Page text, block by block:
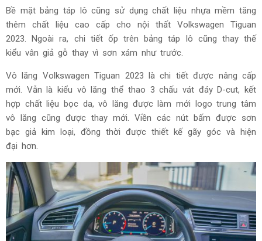
Bề mặt bảng táp lô cũng sử dụng chất liệu nhựa mềm tăng
thêm chất liệu cao cấp cho nội thất Volkswagen Tiguan
2023. Ngoài ra, chi tiết ốp trên bảng táp lô cũng thay thế
kiểu vân giả gỗ thay vì sơn xám như trước.
Vô lăng Volkswagen Tiguan 2023 là chi tiết được nâng cấp
mới. Vẫn là kiểu vô lăng thể thao 3 chấu vát đáy D-cut, kết
hợp chất liệu bọc da, vô lăng được làm mới logo trung tâm
vô lăng cũng được thay mới. Viền các nút bấm được sơn
bạc giả kim loại, đồng thời được thiết kế gãy góc và hiện
đại hơn.